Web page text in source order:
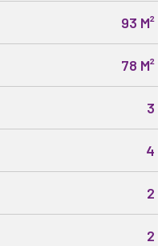
93 M²
78 M²
3
4
2
2